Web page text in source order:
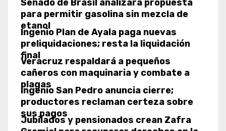
etanol
Ingenio Plan de Ayala paga nuevas
preliquidaciones; resta la liquidación
final
Veracruz respaldará a pequeños
cañeros con maquinaria y combate a
plagas
Ingenio San Pedro anuncia cierre;
productores reclaman certeza sobre
sus pagos
Jubilados y pensionados crean Zafra
Gremial para recuperar derechos en la
industria azucarera